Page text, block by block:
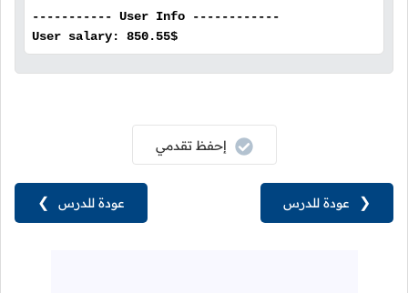
----------- User Info ------------
User salary: 850.55$
عودة للدرس ❯
إحفظ تقدمي
❮ عودة للدرس